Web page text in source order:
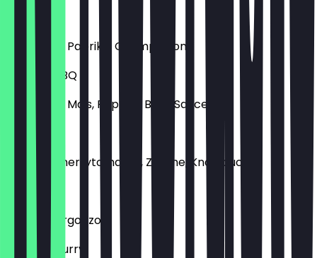
Chicken
Hühnchen, Paprika, Champignons
Chicken BBQ
Hühnchen, Mais, Paprika, BBQ-Sauce
Scampi, Cherrytomaten, Zitrone, Knoblauch
Spinaci
Spinat, Gorgonzola
Chicken Curry